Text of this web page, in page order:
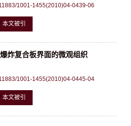
1001-1455(2010)04-0439-06
本文被引
炸复合板界面的微观组织
1001-1455(2010)04-0445-04
本文被引